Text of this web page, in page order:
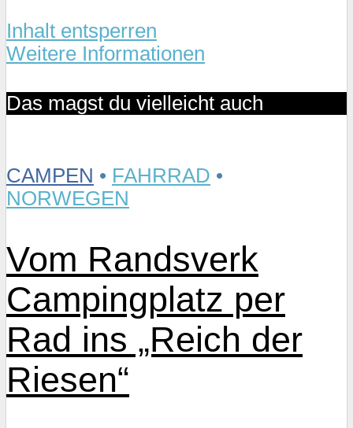
Inhalt entsperren
Weitere Informationen
Das magst du vielleicht auch
CAMPEN • FAHRRAD •
NORWEGEN
Vom Randsverk
Campingplatz per
Rad ins „Reich der
Riesen“